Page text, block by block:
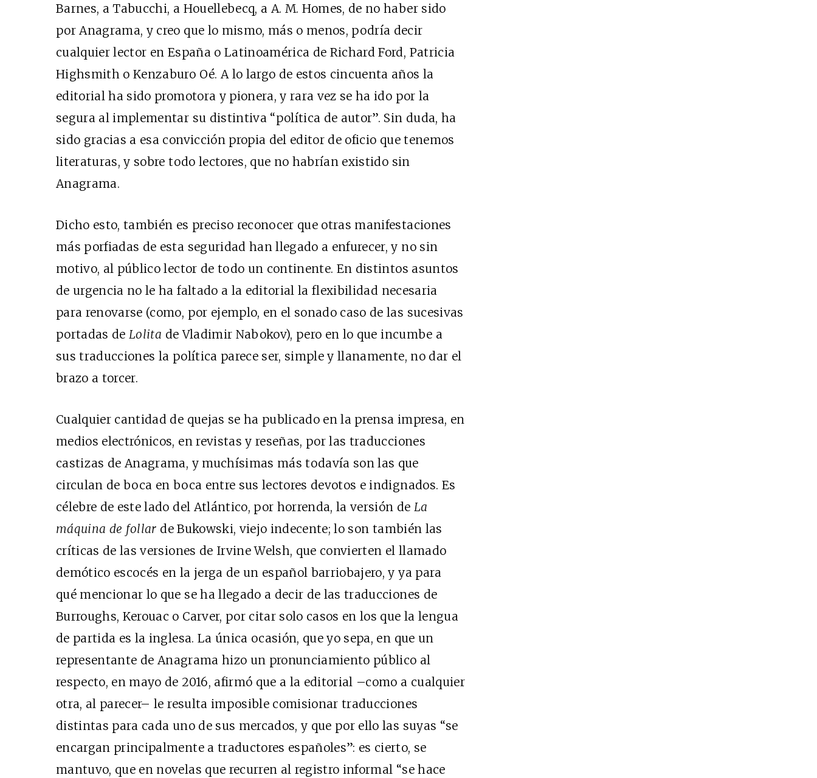
Barnes, a Tabucchi, a Houellebecq, a A. M. Homes, de no haber sido
por Anagrama, y creo que lo mismo, más o menos, podría decir
cualquier lector en España o Latinoamérica de Richard Ford, Patricia
Highsmith o Kenzaburo Oé. A lo largo de estos cincuenta años la
editorial ha sido promotora y pionera, y rara vez se ha ido por la
segura al implementar su distintiva “política de autor”. Sin duda, ha
sido gracias a esa convicción propia del editor de oficio que tenemos
literaturas, y sobre todo lectores, que no habrían existido sin
Anagrama.
Dicho esto, también es preciso reconocer que otras manifestaciones
más porfiadas de esta seguridad han llegado a enfurecer, y no sin
motivo, al público lector de todo un continente. En distintos asuntos
de urgencia no le ha faltado a la editorial la flexibilidad necesaria
para renovarse (como, por ejemplo, en el sonado caso de las sucesivas
portadas de Lolita de Vladimir Nabokov), pero en lo que incumbe a
sus traducciones la política parece ser, simple y llanamente, no dar el
brazo a torcer.
Cualquier cantidad de quejas se ha publicado en la prensa impresa, en
medios electrónicos, en revistas y reseñas, por las traducciones
castizas de Anagrama, y muchísimas más todavía son las que
circulan de boca en boca entre sus lectores devotos e indignados. Es
célebre de este lado del Atlántico, por horrenda, la versión de La
máquina de follar de Bukowski, viejo indecente; lo son también las
críticas de las versiones de Irvine Welsh, que convierten el llamado
demótico escocés en la jerga de un español barriobajero, y ya para
qué mencionar lo que se ha llegado a decir de las traducciones de
Burroughs, Kerouac o Carver, por citar solo casos en los que la lengua
de partida es la inglesa. La única ocasión, que yo sepa, en que un
representante de Anagrama hizo un pronunciamiento público al
respecto, en mayo de 2016, afirmó que a la editorial –como a cualquier
otra, al parecer– le resulta imposible comisionar traducciones
distintas para cada uno de sus mercados, y que por ello las suyas “se
encargan principalmente a traductores españoles”: es cierto, se
mantuvo, que en novelas que recurren al registro informal “se hace